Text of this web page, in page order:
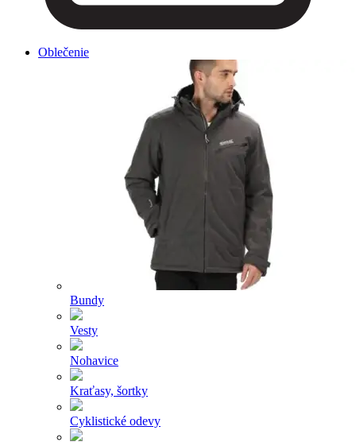
Oblečenie
Bundy
Vesty
Nohavice
Kraťasy, šortky
Cyklistické odevy